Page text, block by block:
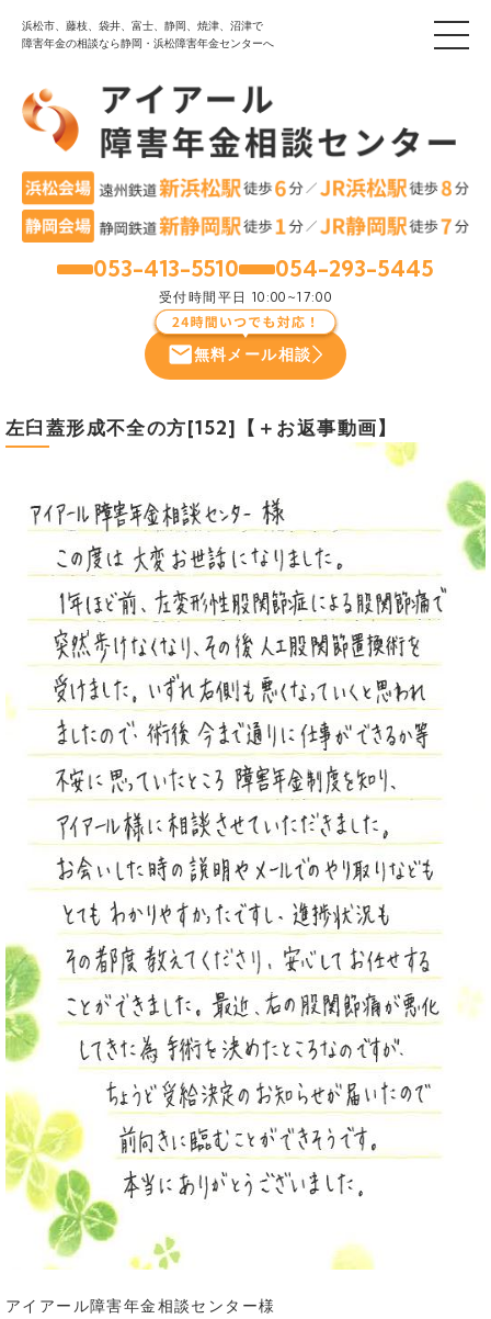
浜松市、藤枝、袋井、富士、静岡、焼津、沼津で
障害年金の相談なら静岡・浜松障害年金センターへ
053-413-5510 054-293-5445
受付時間 平日 10:00~17:00
無料メール相談
左臼蓋形成不全の方[152]【＋お返事動画】
アイアール障害年金相談センター様